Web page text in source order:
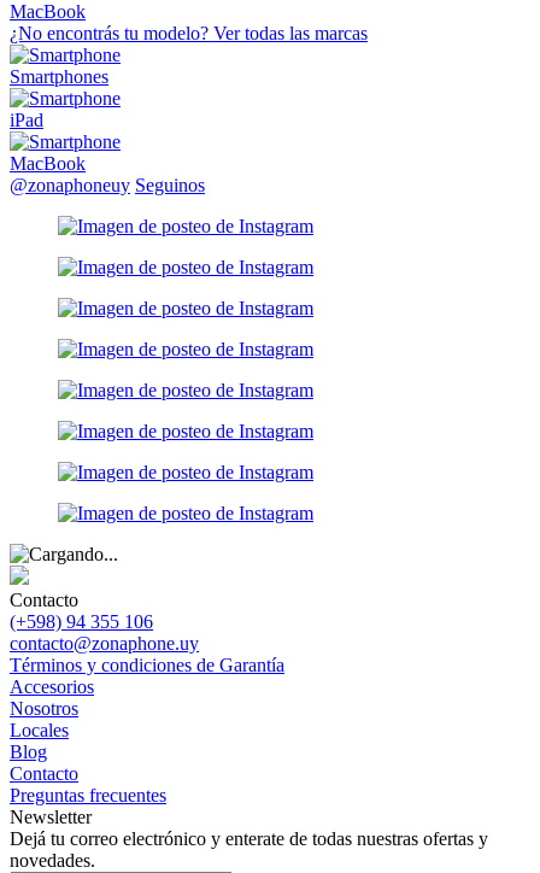
MacBook
¿No encontrás tu modelo? Ver todas las marcas
Smartphones
iPad
MacBook
@zonaphoneuy Seguinos
Contacto
(+598) 94 355 106
contacto@zonaphone.uy
Términos y condiciones de Garantía
Accesorios
Nosotros
Locales
Blog
Contacto
Preguntas frecuentes
Newsletter
Dejá tu correo electrónico y enterate de todas nuestras ofertas y
novedades.